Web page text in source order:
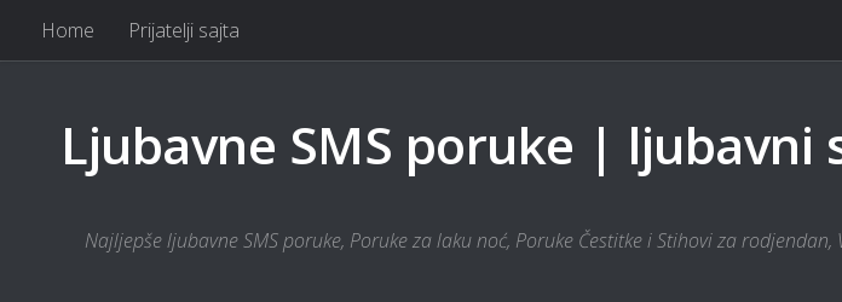
Skip to content
Home Prijatelji sajta
Ljubavne SMS poruke | ljubavni
Najljepše ljubavne SMS poruke, Poruke za laku noć, Poruke Čestitke i Stihovi za